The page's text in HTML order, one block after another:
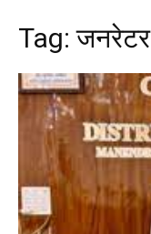
Tag:जनरेटर